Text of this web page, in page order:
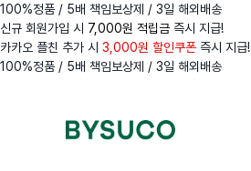
100%정품 / 5배 책임보상제 / 3일 해외배송
신규 회원가입 시 7,000원 적립금 즉시 지급!
카카오 플친 추가 시 3,000원 할인쿠폰 즉시 지급!
100%정품 / 5배 책임보상제 / 3일 해외배송